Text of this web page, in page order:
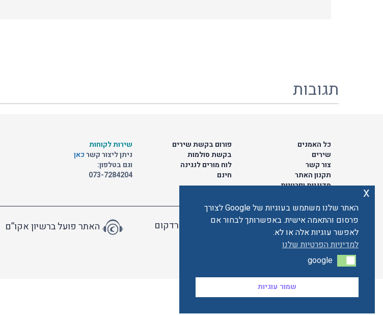
תגובות
שירות לקוחות
ניתן ליצור קשרכאן
וגם בטלפון:
073-7284204
פורום בקשת שירים
בקשת סולמות
לוח מורים לנגינה
חינם
כל האמנים
שירים
צור קשר
תקנון האתר
מדיניות ופרטיות
האתר פועל ברשיון אקו”ם האתר מאובטח ע"י קארדקום
האתר שלנו משתמש בעוגיות של Google לצורך
פרסום והתאמה אישית. באפשרותך לבחור אם
לאפשר עוגיות אלה או לא.
למדיניות הפרטיות שלנו
google
google
שמור עוגיות
x